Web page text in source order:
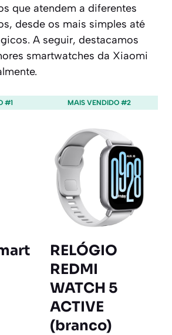
que atendem a diferentes
desde os mais simples até
A seguir, destacamos
smartwatches da Xiaomi
#1 MAIS VENDIDO #2
RELÓGIO
REDMI
WATCH 5
ACTIVE
(branco)